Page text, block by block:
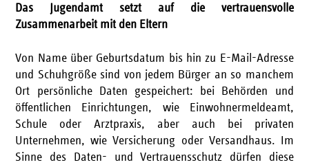
Das Jugendamt setzt auf die vertrauensvolle
Zusammenarbeit mit den Eltern
Von Name über Geburtsdatum bis hin zu E-Mail-Adresse
und Schuhgröße sind von jedem Bürger an so manchem
Ort persönliche Daten gespeichert: bei Behörden und
öffentlichen Einrichtungen, wie Einwohnermeldeamt,
Schule oder Arztpraxis, aber auch bei privaten
Unternehmen, wie Versicherung oder Versandhaus. Im
Sinne des Daten- und Vertrauensschutz dürfen diese